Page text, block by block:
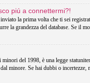
piú a connettermi?!
la prima volta che ti sei
la grandezza del database. Se il
del 1998, è una legge
minore. Se hai dubbi o